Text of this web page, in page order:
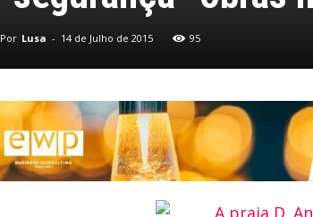
Por Lusa - 14 de Julho de 2015 95